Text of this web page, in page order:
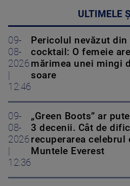
ULTIMELE
09-
08-
2026
12:46
Pericolul nevăzut din
cocktail: O femeie
mărimea unei mingi
soare
09-
08-
2026
12:36
„Green Boots” ar
3 decenii. Cât de
recuperarea celebrul
Muntele Everest